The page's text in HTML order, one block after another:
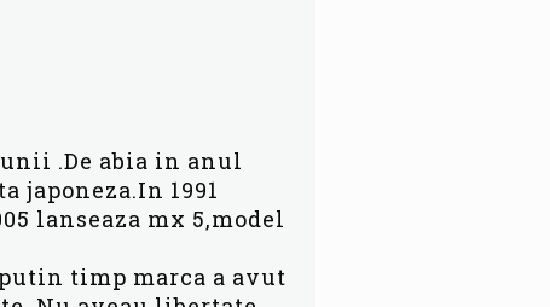
.De abia in anul
japoneza.In 1991
lanseaza mx 5,model
timp marca a avut